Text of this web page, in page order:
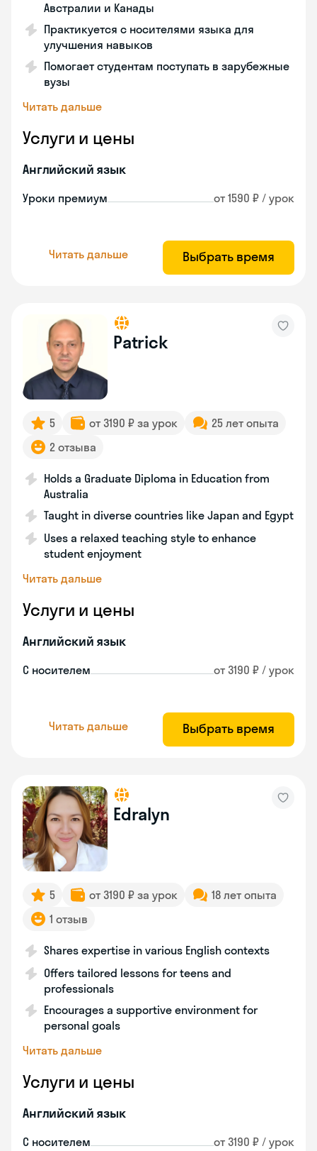
Австралии и Канады
Практикуется с носителями языка для
улучшения навыков
Помогает студентам поступать в зарубежные
вузы
Читать дальше
Услуги и цены
Английский язык
Уроки премиум от 1590 ₽ / урок
Читать дальше Выбрать время
Patrick
5 от 3190 ₽ за урок
25 лет опыта
2 отзыва
Holds a Graduate Diploma in Education from
Australia
Taught in diverse countries like Japan and Egypt
Uses a relaxed teaching style to enhance
student enjoyment
Читать дальше
Услуги и цены
Английский язык
С носителем от 3190 ₽ / урок
Читать дальше Выбрать время
Edralyn
5 от 3190 ₽ за урок
18 лет опыта
1 отзыв
Shares expertise in various English contexts
Offers tailored lessons for teens and
professionals
Encourages a supportive environment for
personal goals
Читать дальше
Услуги и цены
Английский язык
С носителем от 3190 ₽ / урок